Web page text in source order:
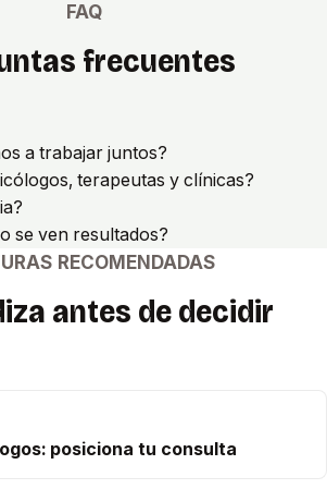
FAQ
frecuentes
a trabajar juntos?
terapeutas y clínicas?
se ven resultados?
RECOMENDADAS
antes de decidir
posiciona tu consulta